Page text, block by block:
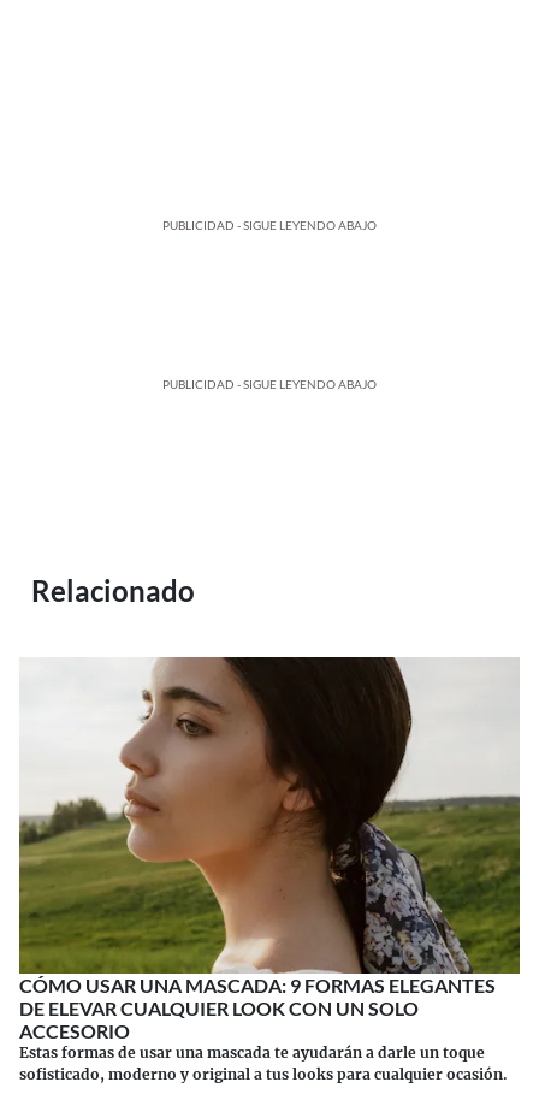
PUBLICIDAD - SIGUE LEYENDO ABAJO
PUBLICIDAD - SIGUE LEYENDO ABAJO
Relacionado
CÓMO USAR UNA MASCADA: 9 FORMAS ELEGANTES
DE ELEVAR CUALQUIER LOOK CON UN SOLO
ACCESORIO
Estas formas de usar una mascada te ayudarán a darle un toque
sofisticado, moderno y original a tus looks para cualquier ocasión.